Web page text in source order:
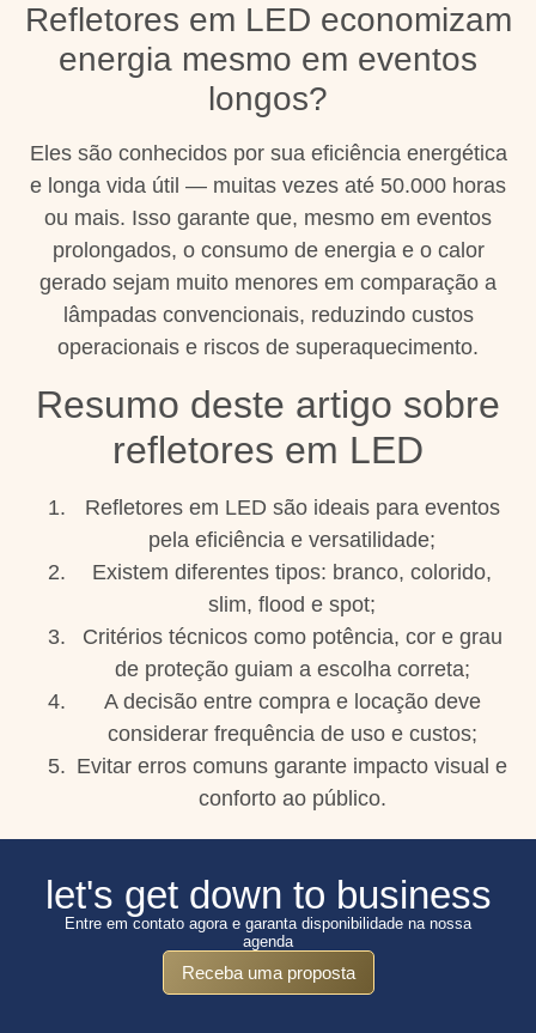
Refletores em LED economizam
energia mesmo em eventos
longos?
Eles são conhecidos por sua eficiência energética
e longa vida útil — muitas vezes até 50.000 horas
ou mais. Isso garante que, mesmo em eventos
prolongados, o consumo de energia e o calor
gerado sejam muito menores em comparação a
lâmpadas convencionais, reduzindo custos
operacionais e riscos de superaquecimento.
Resumo deste artigo sobre
refletores em LED
Refletores em LED são ideais para eventos
pela eficiência e versatilidade;
Existem diferentes tipos: branco, colorido,
slim, flood e spot;
Critérios técnicos como potência, cor e grau
de proteção guiam a escolha correta;
A decisão entre compra e locação deve
considerar frequência de uso e custos;
Evitar erros comuns garante impacto visual e
conforto ao público.
let's get down to business
Entre em contato agora e garanta disponibilidade na nossa
agenda
Receba uma proposta